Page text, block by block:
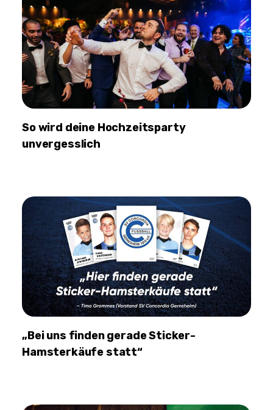
So wird deine Hochzeitsparty
unvergesslich
„Bei uns finden gerade Sticker-
Hamsterkäufe statt“